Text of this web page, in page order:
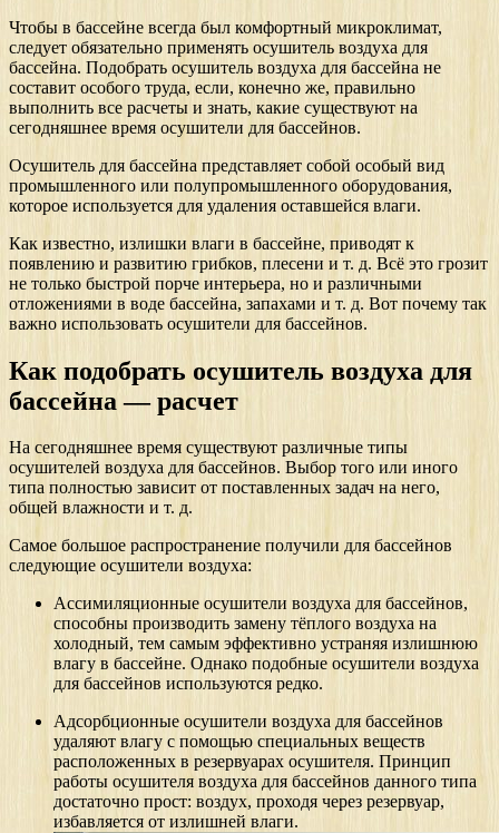
Чтобы в бассейне всегда был комфортный микроклимат,
следует обязательно применять осушитель воздуха для
бассейна. Подобрать осушитель воздуха для бассейна не
составит особого труда, если, конечно же, правильно
выполнить все расчеты и знать, какие существуют на
сегодняшнее время осушители для бассейнов.
Осушитель для бассейна представляет собой особый вид
промышленного или полупромышленного оборудования,
которое используется для удаления оставшейся влаги.
Как известно, излишки влаги в бассейне, приводят к
появлению и развитию грибков, плесени и т. д. Всё это грозит
не только быстрой порче интерьера, но и различными
отложениями в воде бассейна, запахами и т. д. Вот почему так
важно использовать осушители для бассейнов.
Как подобрать осушитель воздуха для
бассейна — расчет
На сегодняшнее время существуют различные типы
осушителей воздуха для бассейнов. Выбор того или иного
типа полностью зависит от поставленных задач на него,
общей влажности и т. д.
Самое большое распространение получили для бассейнов
следующие осушители воздуха:
Ассимиляционные осушители воздуха для бассейнов,
способны производить замену тёплого воздуха на
холодный, тем самым эффективно устраняя излишнюю
влагу в бассейне. Однако подобные осушители воздуха
для бассейнов используются редко.
Адсорбционные осушители воздуха для бассейнов
удаляют влагу с помощью специальных веществ
расположенных в резервуарах осушителя. Принцип
работы осушителя воздуха для бассейнов данного типа
достаточно прост: воздух, проходя через резервуар,
избавляется от излишней влаги.